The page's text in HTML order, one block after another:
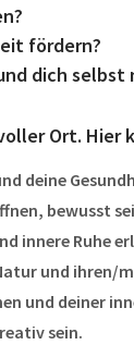
fördern?
dich selbst
Ort. Hier
deine
bewusst
innere Ruhe
und ihren/m
und deiner
sein.